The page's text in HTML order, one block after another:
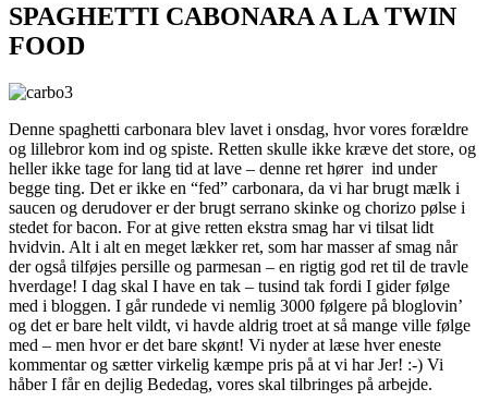
SPAGHETTI CABONARA A LA TWIN
FOOD
Denne spaghetti carbonara blev lavet i onsdag, hvor vores forældre
og lillebror kom ind og spiste. Retten skulle ikke kræve det store, og
heller ikke tage for lang tid at lave – denne ret hører ind under
begge ting. Det er ikke en “fed” carbonara, da vi har brugt mælk i
saucen og derudover er der brugt serrano skinke og chorizo pølse i
stedet for bacon. For at give retten ekstra smag har vi tilsat lidt
hvidvin. Alt i alt en meget lækker ret, som har masser af smag når
der også tilføjes persille og parmesan – en rigtig god ret til de travle
hverdage! I dag skal I have en tak – tusind tak fordi I gider følge
med i bloggen. I går rundede vi nemlig 3000 følgere på bloglovin’
og det er bare helt vildt, vi havde aldrig troet at så mange ville følge
med – men hvor er det bare skønt! Vi nyder at læse hver eneste
kommentar og sætter virkelig kæmpe pris på at vi har Jer! :-) Vi
håber I får en dejlig Bededag, vores skal tilbringes på arbejde.